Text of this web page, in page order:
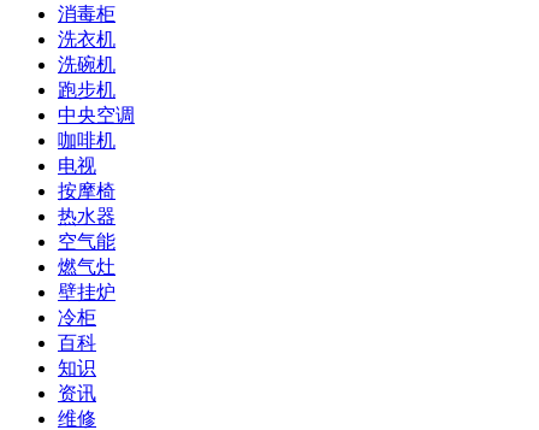
消毒柜
洗衣机
洗碗机
跑步机
中央空调
咖啡机
电视
按摩椅
热水器
空气能
燃气灶
壁挂炉
冷柜
百科
知识
资讯
维修